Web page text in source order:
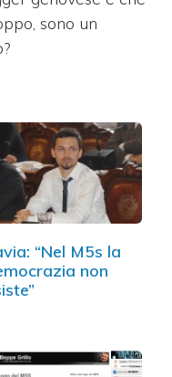
sono un
“Nel M5s la
non